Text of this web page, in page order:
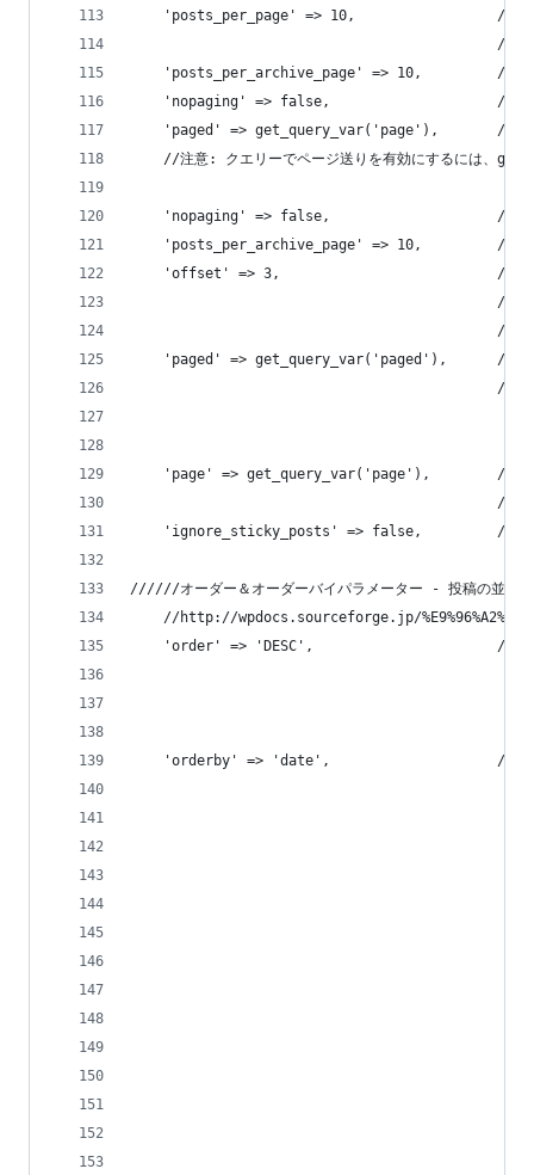
'posts_per_page' => 10,                 //
//注意
'posts_per_archive_page' => 10,         //
'nopaging' => false,                    //
'paged' => get_query_var('page'),       //(int)
//注意: クエリーでページ送りを有効にするには、
'nopaging' => false,                    //
'posts_per_archive_page' => 10,         //
'offset' => 3,                          //
// 警
//
'paged' => get_query_var('paged'),      //(int)
//注意
'page' => get_query_var('page'),        //
//注意
'ignore_sticky_posts' => false,         //
//////オーダー＆オーダーバイパラメーター - 投稿の並びを
//http://wpdocs.sourceforge.jp/
'order' => 'DESC',                      //
'orderby' => 'date',                    //